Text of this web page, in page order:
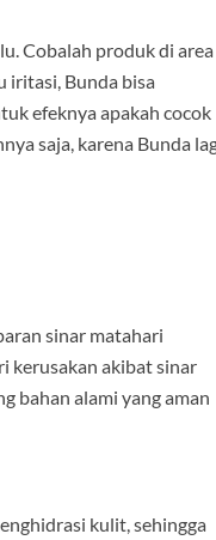
Cobalah produk di area
iritasi, Bunda bisa
efeknya apakah cocok
saja, karena Bunda
sinar matahari
kerusakan akibat sinar
bahan alami yang aman
kulit, sehingga